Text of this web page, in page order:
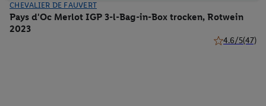
CHEVALIER DE FAUVERT
Pays d'Oc Merlot IGP 3-l-Bag-in-Box trocken, Rotwein
2023
4.6/5(47)